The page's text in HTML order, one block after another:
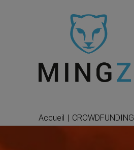
Accueil | CROWDFUNDING